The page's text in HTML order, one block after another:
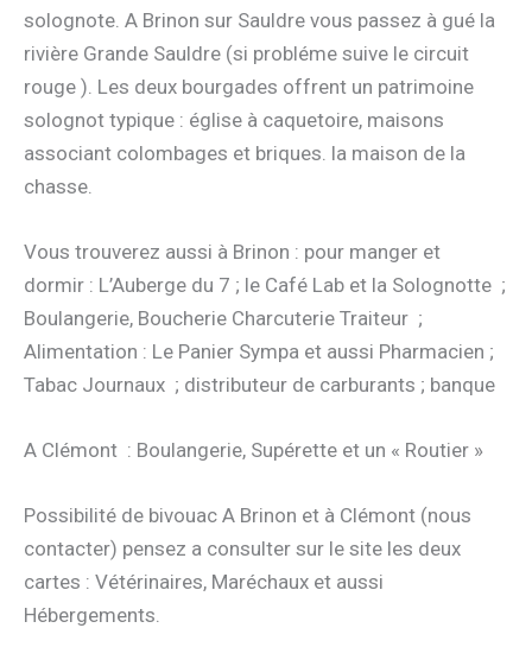
solognote. A Brinon sur Sauldre vous passez à gué la
rivière Grande Sauldre (si probléme suive le circuit
rouge ). Les deux bourgades offrent un patrimoine
solognot typique : église à caquetoire, maisons
associant colombages et briques. la maison de la
chasse.
Vous trouverez aussi à Brinon : pour manger et
dormir : L’Auberge du 7 ; le Café Lab et la Solognotte ;
Boulangerie, Boucherie Charcuterie Traiteur ;
Alimentation : Le Panier Sympa et aussi Pharmacien ;
Tabac Journaux ; distributeur de carburants ; banque
A Clémont : Boulangerie, Supérette et un « Routier »
Possibilité de bivouac A Brinon et à Clémont (nous
contacter) pensez a consulter sur le site les deux
cartes : Vétérinaires, Maréchaux et aussi
Hébergements.